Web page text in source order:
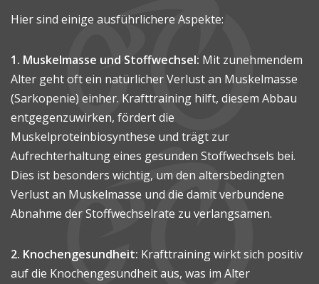
Hier sind einige ausführlichere Aspekte:
1. Muskelmasse und Stoffwechsel: Mit zunehmendem
Alter geht oft ein natürlicher Verlust an Muskelmasse
(Sarkopenie) einher. Krafttraining hilft, diesem Abbau
entgegenzuwirken, fördert die
Muskelproteinbiosynthese und trägt zur
Aufrechterhaltung eines gesunden Stoffwechsels bei.
Dies ist besonders wichtig, um den altersbedingten
Verlust an Muskelmasse und die damit verbundene
Abnahme der Stoffwechselrate zu verlangsamen.
2. Knochengesundheit: Krafttraining wirkt sich positiv
auf die Knochengesundheit aus, was im Alter